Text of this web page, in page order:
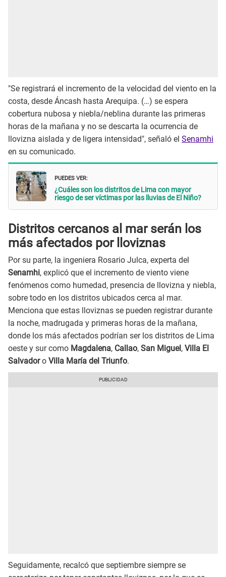
"Se registrará el incremento de la velocidad del viento en la
costa, desde Áncash hasta Arequipa. (…) se espera
cobertura nubosa y niebla/neblina durante las primeras
horas de la mañana y no se descarta la ocurrencia de
llovizna aislada y de ligera intensidad", señaló el Senamhi
en su comunicado.
PUEDES VER:
¿Cuáles son los distritos de Lima con mayor
riesgo de ser víctimas por las lluvias de El Niño?
Distritos cercanos al mar serán los
más afectados por lloviznas
Por su parte, la ingeniera Rosario Julca, experta del
Senamhi, explicó que el incremento de viento viene
fenómenos como humedad, presencia de llovizna y niebla,
sobre todo en los distritos ubicados cerca al mar.
Menciona que estas lloviznas se pueden registrar durante
la noche, madrugada y primeras horas de la mañana,
donde los más afectados podrían ser los distritos de Lima
oeste y sur como Magdalena, Callao, San Miguel , Villa El
Salvadoro Villa María del Triunfo.
Seguidamente, recalcó que septiembre siempre se